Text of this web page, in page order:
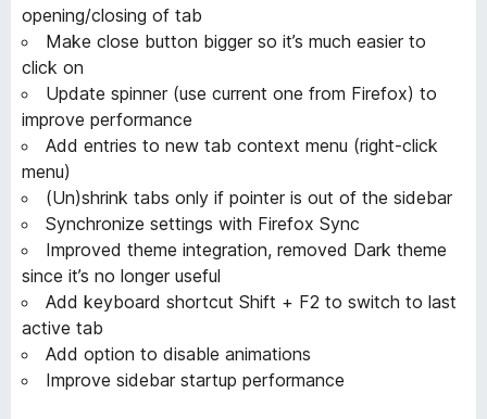
opening/closing of tab
Make close button bigger so it’s much easier to
click on
Update spinner (use current one from Firefox) to
improve performance
Add entries to new tab context menu (right-click
menu)
(Un)shrink tabs only if pointer is out of the sidebar
Synchronize settings with Firefox Sync
Improved theme integration, removed Dark theme
since it’s no longer useful
Add keyboard shortcut Shift + F2 to switch to last
active tab
Add option to disable animations
Improve sidebar startup performance